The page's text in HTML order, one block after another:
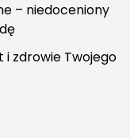
– niedoceniony
zdrowie Twojego